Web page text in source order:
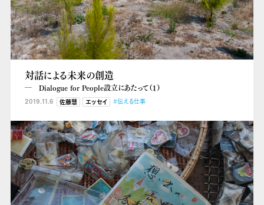
対話による未来の創造
― Dialogue for People設立にあたって（１）
2019.11.6 佐藤慧 エッセイ #伝える仕事